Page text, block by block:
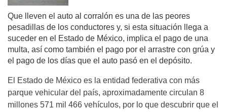
Que lleven el auto al corralón es una de las peores
pesadillas de los conductores y, si esta situación llega a
suceder en el Estado de México, implica el pago de una
multa, así como también el pago por el arrastre con grúa y
el pago de los días que el auto pasó en el depósito.
El Estado de México es la entidad federativa con más
parque vehicular del país, aproximadamente circulan 8
millones 571 mil 466 vehículos, por lo que descubrir que el